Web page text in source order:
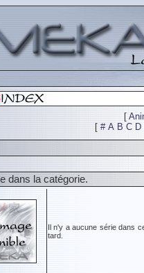
[
[ # A B C D
dans la catégorie.
Il n'y a aucune série dans
tard.